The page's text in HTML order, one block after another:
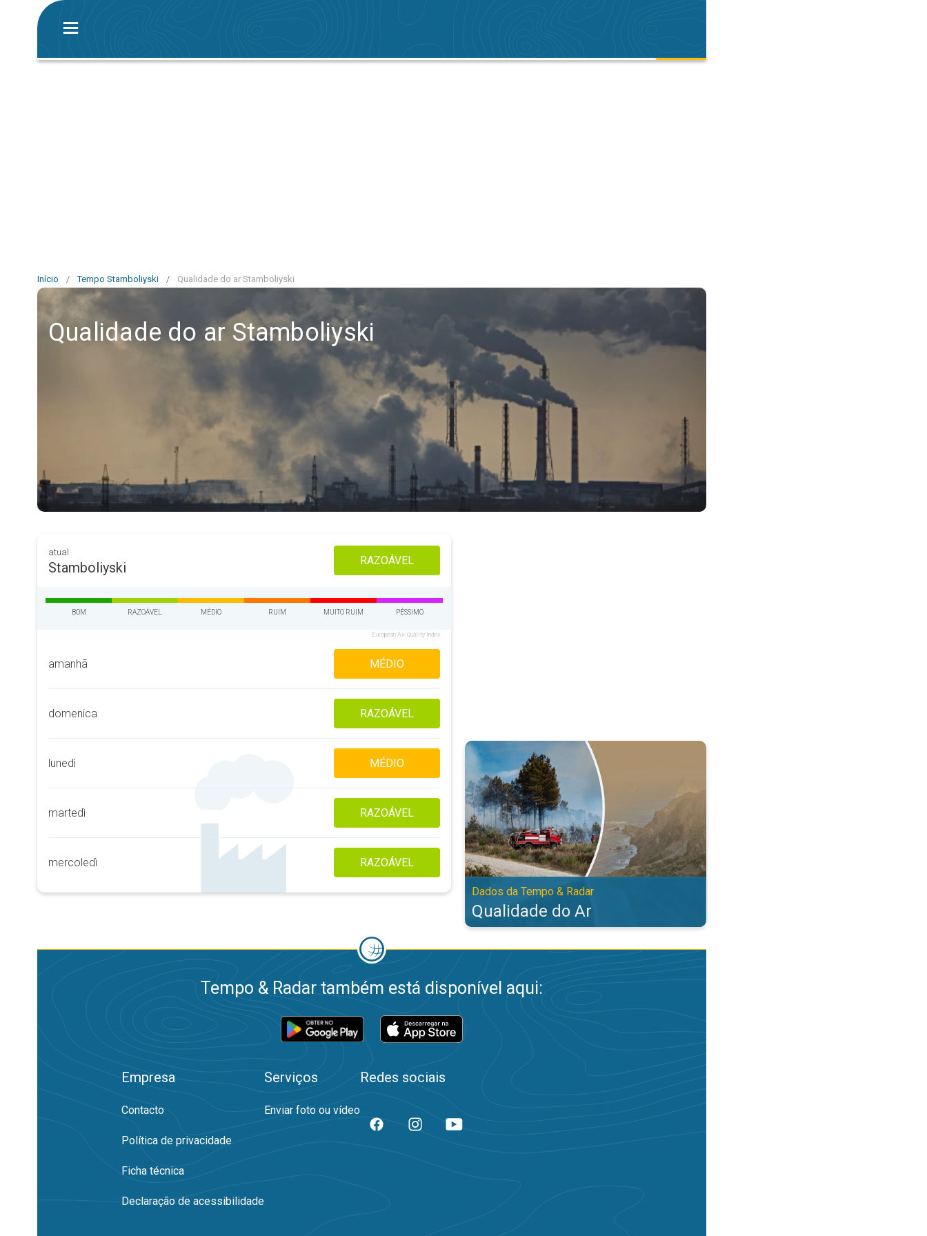
Início / Tempo Stamboliyski / Qualidade do ar Stamboliyski
Qualidade do ar Stamboliyski
atual
Stamboliyski RAZOÁVEL
BOM RAZOÁVEL MÉDIO RUIM MUITO RUIM PÉSSIMO
European Air Quality Index
amanhã MÉDIO
domenica RAZOÁVEL
lunedì MÉDIO
martedì RAZOÁVEL
mercoledì RAZOÁVEL
Qualidade do Ar. Dados da Tempo & Radar. . .
Dados da Tempo & Radar
Qualidade do Ar
Tempo & Radar também está disponível aqui:
Empresa
Contacto
Política de privacidade
Ficha técnica
Declaração de acessibilidade
Serviços
Enviar foto ou vídeo
Redes sociais